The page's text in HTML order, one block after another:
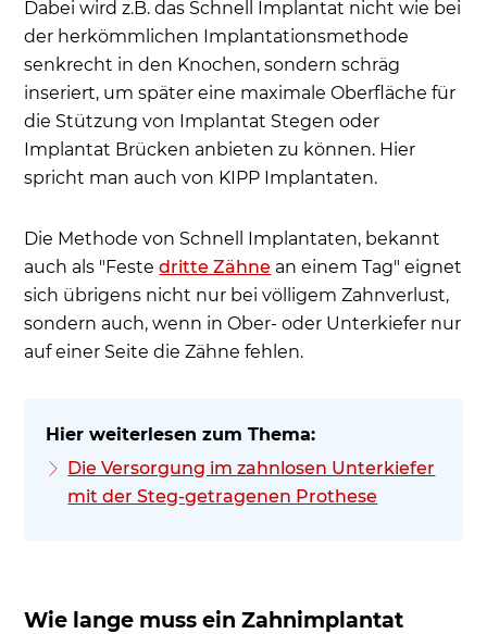
Dabei wird z.B. das Schnell Implantat nicht wie bei
der herkömmlichen Implantationsmethode
senkrecht in den Knochen, sondern schräg
inseriert, um später eine maximale Oberfläche für
die Stützung von Implantat Stegen oder
Implantat Brücken anbieten zu können. Hier
spricht man auch von KIPP Implantaten.
Die Methode von Schnell Implantaten, bekannt
auch als "Festedritte Zähne an einem Tag" eignet
sich übrigens nicht nur bei völligem Zahnverlust,
sondern auch, wenn in Ober- oder Unterkiefer nur
auf einer Seite die Zähne fehlen.
Die Versorgung im zahnlosen Unterkiefer
mit der Steg-getragenen Prothese
Wie lange muss ein Zahnimplantat